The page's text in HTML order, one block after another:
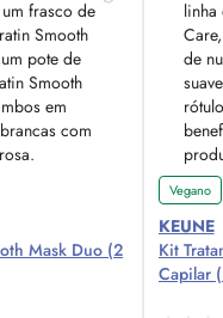
Mask Duo (2
Vegano
KEUNE
Kit
Capilar